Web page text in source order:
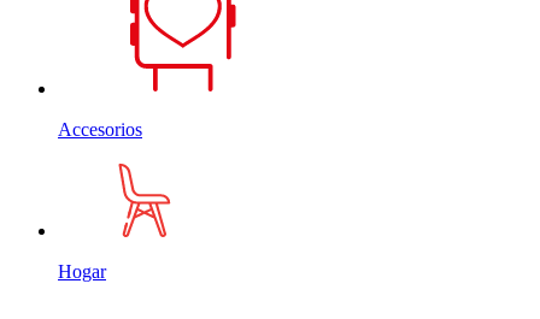
Accesorios
Hogar